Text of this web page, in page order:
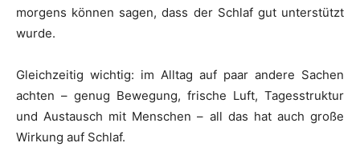
morgens können sagen, dass der Schlaf gut unterstützt
wurde.
Gleichzeitig wichtig: im Alltag auf paar andere Sachen
achten – genug Bewegung, frische Luft, Tagesstruktur
und Austausch mit Menschen – all das hat auch große
Wirkung auf Schlaf.